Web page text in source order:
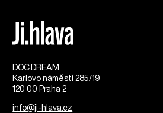
DOC.DREAM​
Karlovo náměstí 285/19
120 00 Praha 2
info@ji-hlava.cz